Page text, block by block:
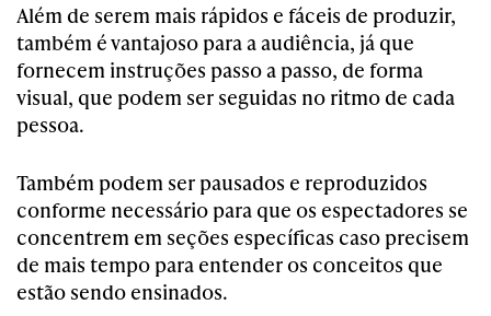
Além de serem mais rápidos e fáceis de produzir,
também é vantajoso para a audiência, já que
fornecem instruções passo a passo, de forma
visual, que podem ser seguidas no ritmo de cada
pessoa.
Também podem ser pausados e reproduzidos
conforme necessário para que os espectadores se
concentrem em seções específicas caso precisem
de mais tempo para entender os conceitos que
estão sendo ensinados.